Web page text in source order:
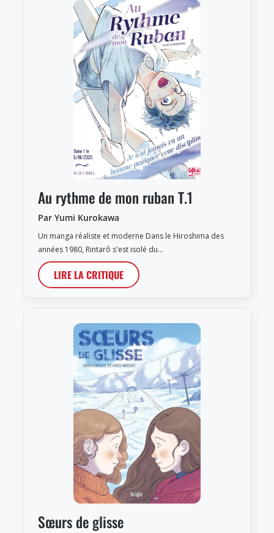
Au rythme de mon ruban T.1
Par Yumi Kurokawa
Un manga réaliste et moderne Dans le Hiroshima des
années 1980, Rintarô s'est isolé du…
LIRE LA CRITIQUE
Sœurs de glisse